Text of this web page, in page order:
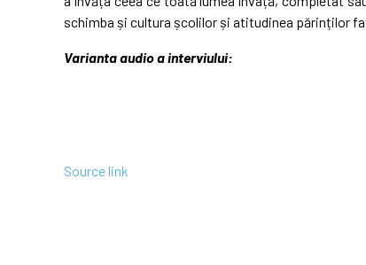
schimba și cultura școlilor și atitudinea părinților
Varianta audio a interviului:
Source link